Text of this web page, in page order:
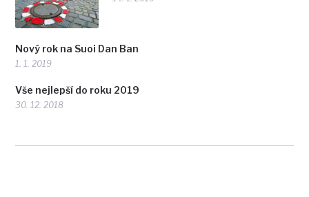
Nový rok na Suoi Dan Ban
1. 1. 2019
Vše nejlepší do roku 2019
30. 12. 2018